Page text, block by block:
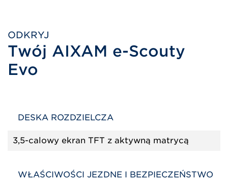
ODKRYJ
Twój AIXAM e-Scouty
Evo
DESKA ROZDZIELCZA
3,5-calowy ekran TFT z aktywną matrycą
WŁAŚCIWOŚCI JEZDNE I BEZPIECZEŃSTWO